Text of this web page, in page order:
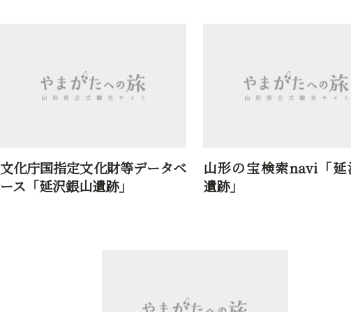
文化庁国指定文化財等データベ
ース「延沢銀山遺跡」
山形の宝検索navi「延
遺跡」